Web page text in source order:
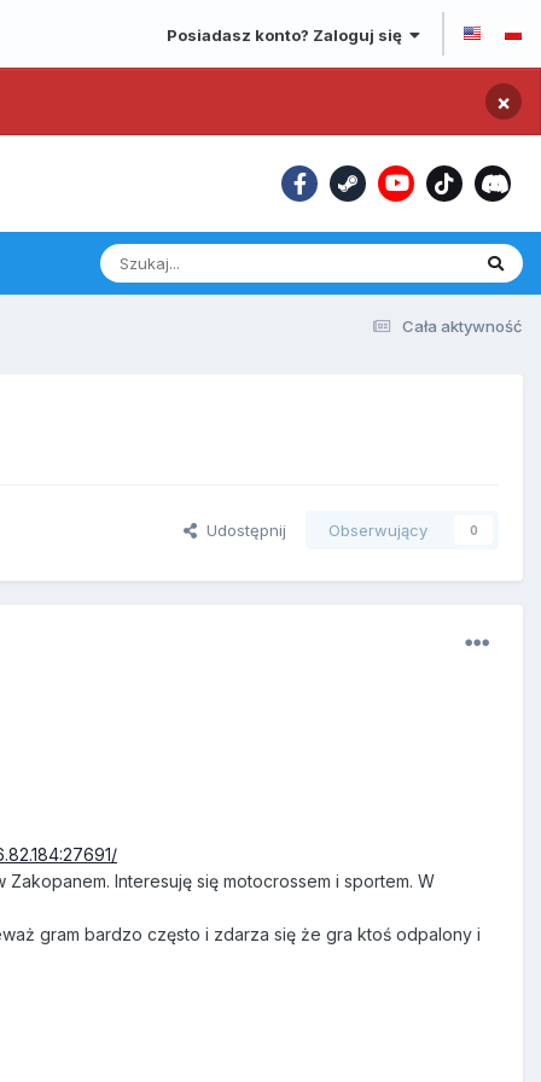
Posiadasz konto? Zaloguj się
×
Cała aktywność
Udostępnij Obserwujący 0
Zakopanem. Interesuję się motocrossem i sportem. W
gram bardzo często i zdarza się że gra ktoś odpalony i